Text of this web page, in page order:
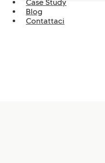
Case Study
Blog
Contattaci